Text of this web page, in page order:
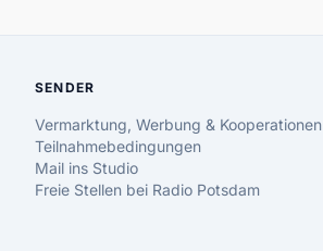
SENDER
Vermarktung, Werbung & Kooperationen
Teilnahmebedingungen
Mail ins Studio
Freie Stellen bei Radio Potsdam